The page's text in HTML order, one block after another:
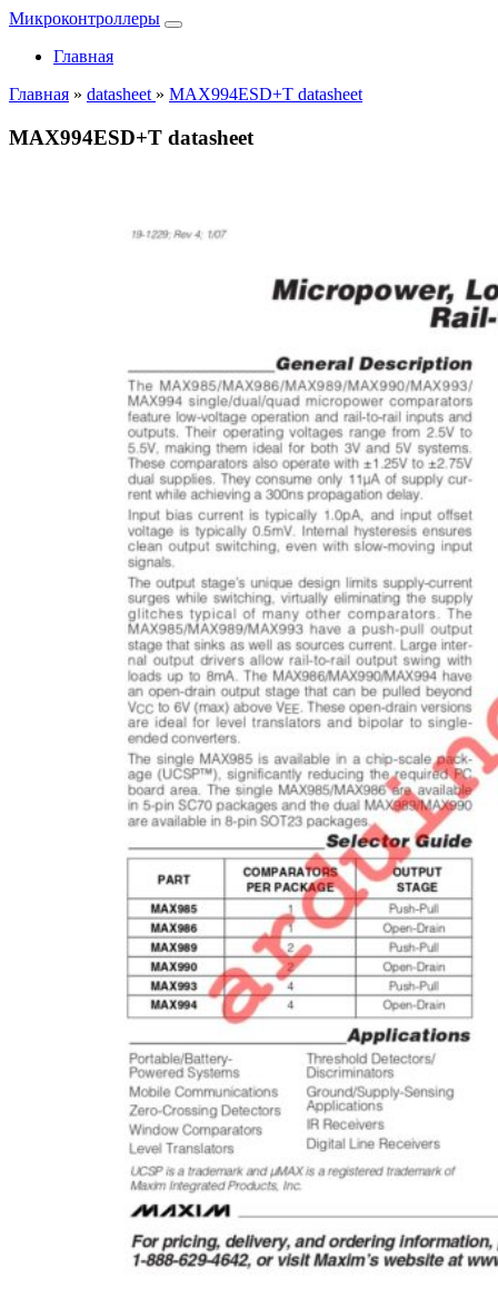
Микроконтроллеры
Главная
Главная » datasheet » MAX994ESD+T datasheet
MAX994ESD+T datasheet